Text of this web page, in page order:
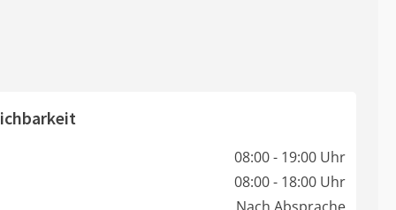
08:00 - 19:00 Uhr
08:00 - 18:00 Uhr